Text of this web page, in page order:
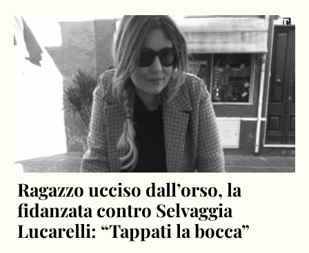
Ragazzo ucciso dall’orso, la
fidanzata contro Selvaggia
Lucarelli: “Tappati la bocca”